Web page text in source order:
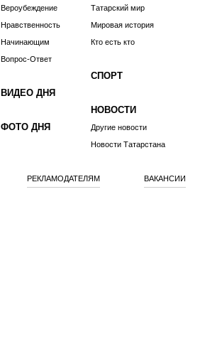
Вероубеждение
Нравственность
Начинающим
Вопрос-Ответ
ВИДЕО ДНЯ
ФОТО ДНЯ
Татарский мир
Мировая история
Кто есть кто
СПОРТ
НОВОСТИ
Другие новости
Новости Татарстана
РЕКЛАМОДАТЕЛЯМ ВАКАНСИИ